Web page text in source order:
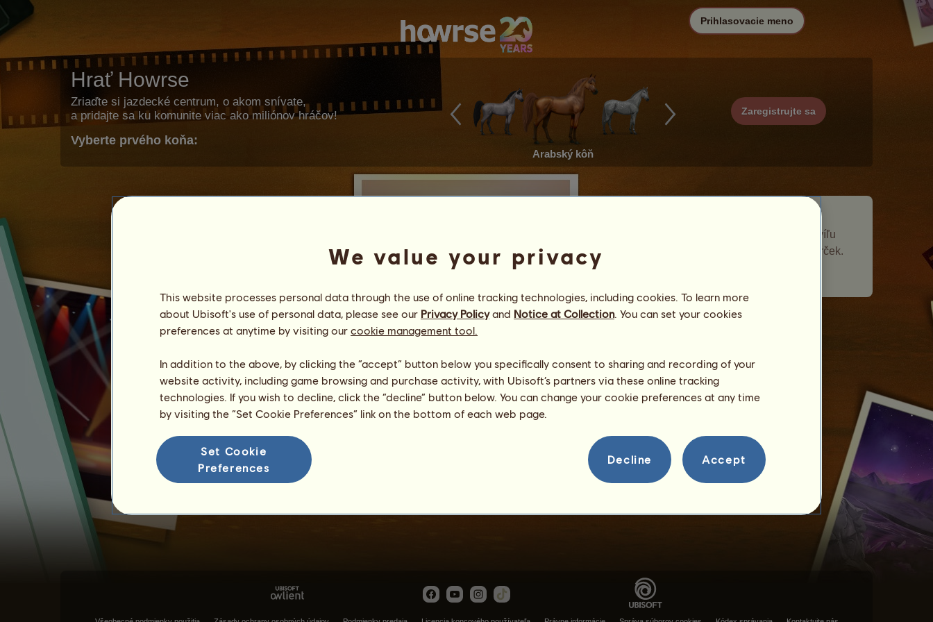
Hrať Howrse
Zriaďte si jazdecké centrum, o akom snívate,
a pridajte sa ku komunite viac ako miliónov hráčov!
Vyberte prvého koňa:
Arabský kôň
Zaregistrujte sa
Prihlasovacie meno
Hermes je putovný kôň, ktorý sa objavil
udalosti Putovné kone. Chvíľu
zostal vo vašom žrebčíne a dal vám darček.
We value your privacy
This website processes personal data through the use of online tracking technologies, including cookies. To learn more
about Ubisoft's use of personal data, please see our Privacy Policyand Notice at Collection. You can set your cookies
preferences at anytime by visiting our cookie management tool.
In addition to the above, by clicking the “accept” button below you specifically consent to sharing and recording of your
website activity, including game browsing and purchase activity, with Ubisoft’s partners via these online tracking
technologies. If you wish to decline, click the “decline” button below. You can change your cookie preferences at any time
by visiting the “Set Cookie Preferences” link on the bottom of each web page.
Set Cookie
Preferences
Decline Accept